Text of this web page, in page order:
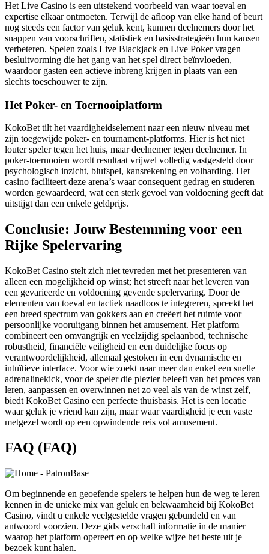
Het Live Casino is een uitstekend voorbeeld van waar toeval en
expertise elkaar ontmoeten. Terwijl de afloop van elke hand of beurt
nog steeds een factor van geluk kent, kunnen deelnemers door het
snappen van voorschriften, statistiek en basisstrategieën hun kansen
verbeteren. Spelen zoals Live Blackjack en Live Poker vragen
besluitvorming die het gang van het spel direct beïnvloeden,
waardoor gasten een actieve inbreng krijgen in plaats van een
slechts toeschouwer te zijn.
Het Poker- en Toernooiplatform
KokoBet tilt het vaardigheidselement naar een nieuw niveau met
zijn toegewijde poker- en tournament-platforms. Hier is het niet
louter speler tegen het huis, maar deelnemer tegen deelnemer. In
poker-toernooien wordt resultaat vrijwel volledig vastgesteld door
psychologisch inzicht, blufspel, kansrekening en volharding. Het
casino faciliteert deze arena’s waar consequent gedrag en studeren
worden gewaardeerd, wat een sterk gevoel van voldoening geeft dat
uitstijgt dan een enkele geldprijs.
Conclusie: Jouw Bestemming voor een
Rijke Spelervaring
KokoBet Casino stelt zich niet tevreden met het presenteren van
alleen een mogelijkheid op winst; het streeft naar het leveren van
een gevarieerde en voldoening gevende spelervaring. Door de
elementen van toeval en tactiek naadloos te integreren, spreekt het
een breed spectrum van gokkers aan en creëert het ruimte voor
persoonlijke vooruitgang binnen het amusement. Het platform
combineert een omvangrijk en veelzijdig spelaanbod, technische
robustheid, financiële veiligheid en een duidelijke focus op
verantwoordelijkheid, allemaal gestoken in een dynamische en
intuïtieve interface. Voor wie zoekt naar meer dan enkel een snelle
adrenalinekick, voor de speler die plezier beleeft van het proces van
leren, aanpassen en overwinnen net zo veel als van de winst zelf,
biedt KokoBet Casino een perfecte thuisbasis. Het is een locatie
waar geluk je vriend kan zijn, maar waar vaardigheid je een vaste
metgezel wordt op een opwindende reis vol amusement.
FAQ (FAQ)
Om beginnende en geoefende spelers te helpen hun de weg te leren
kennen in de unieke mix van geluk en bekwaamheid bij KokoBet
Casino, vindt u enkele veelgestelde vragen gebundeld en van
antwoord voorzien. Deze gids verschaft informatie in de manier
waarop het platform opereert en op welke wijze het beste uit je
bezoek kunt halen.